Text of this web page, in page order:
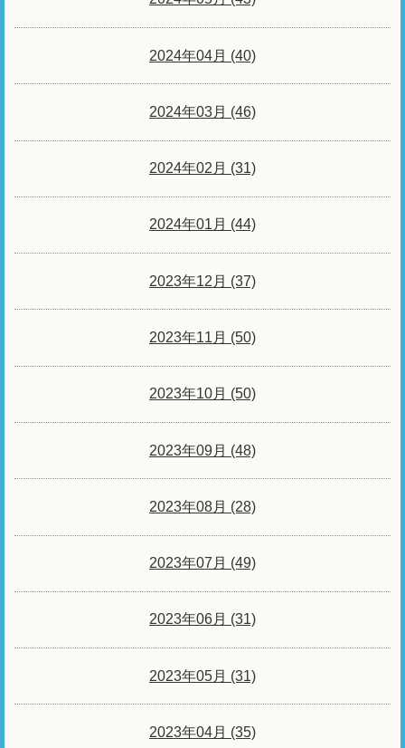
2024年04月 (40)
2024年03月 (46)
2024年02月 (31)
2024年01月 (44)
2023年12月 (37)
2023年11月 (50)
2023年10月 (50)
2023年09月 (48)
2023年08月 (28)
2023年07月 (49)
2023年06月 (31)
2023年05月 (31)
2023年04月 (35)